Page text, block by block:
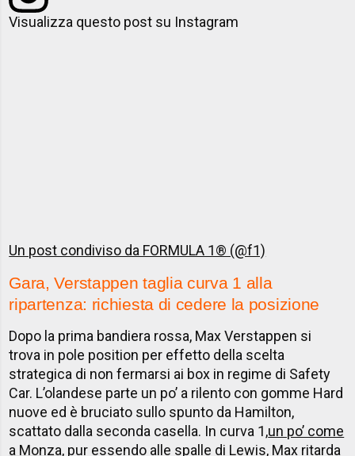
Visualizza questo post su Instagram
Un post condiviso da FORMULA 1® (@f1)
Gara, Verstappen taglia curva 1 alla
ripartenza: richiesta di cedere la posizione
Dopo la prima bandiera rossa, Max Verstappen si
trova in pole position per effetto della scelta
strategica di non fermarsi ai box in regime di Safety
Car. L’olandese parte un po’ a rilento con gomme Hard
nuove ed è bruciato sullo spunto da Hamilton,
scattato dalla seconda casella. In curva 1,un po’ come
a Monza, pur essendo alle spalle di Lewis, Max ritarda